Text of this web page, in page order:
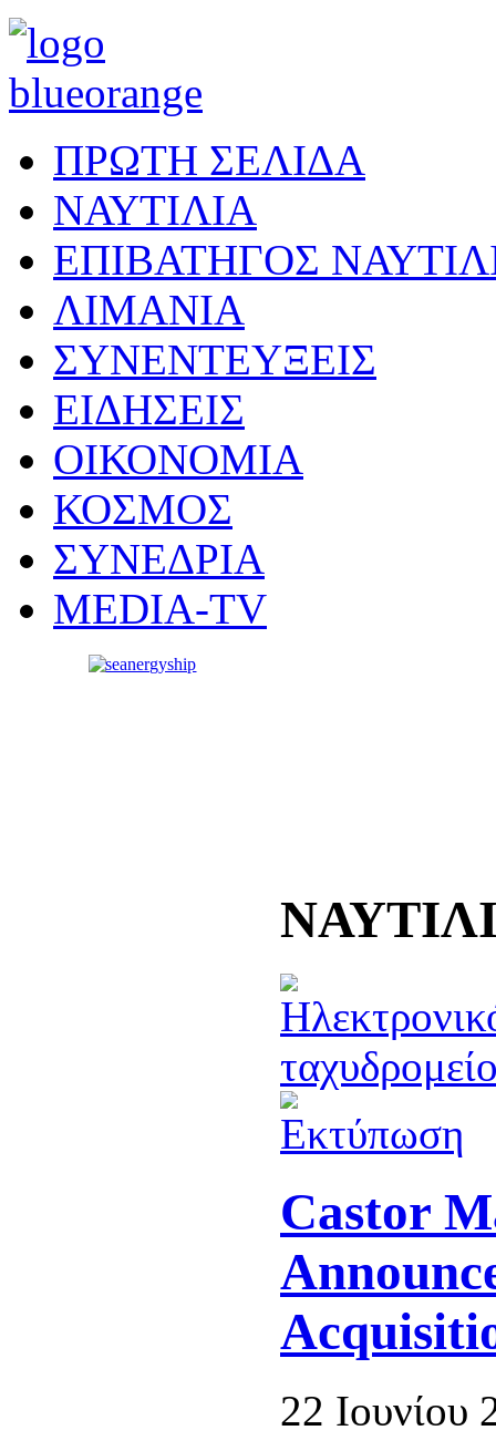
ΠΡΩΤΗ ΣΕΛΙΔΑ
ΝΑΥΤΙΛΙΑ
ΕΠΙΒΑΤΗΓΟΣ
ΛΙΜΑΝΙΑ
ΣΥΝΕΝΤΕΥΞΕΙΣ
ΕΙΔΗΣΕΙΣ
ΟΙΚΟΝΟΜΙΑ
ΚΟΣΜΟΣ
ΣΥΝΕΔΡΙΑ
MEDIA-TV
Castor
22 Ιουνίου